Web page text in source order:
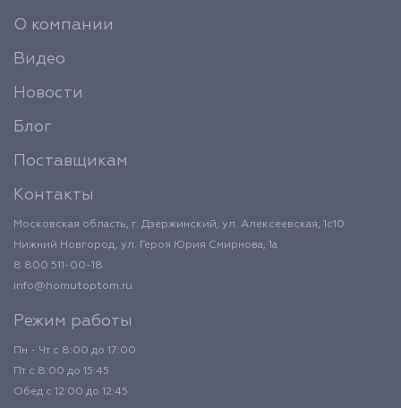
О компании
Видео
Новости
Блог
Поставщикам
Контакты
Московская область, г. Дзержинский, ул. Алексеевская, 1с10
Нижний Новгород, ул. Героя Юрия Смирнова, 1а
8 800 511-00-18
info@homutoptom.ru
Режим работы
Пн - Чт с 8:00 до 17:00
Пт с 8:00 до 15:45
Обед с 12:00 до 12:45